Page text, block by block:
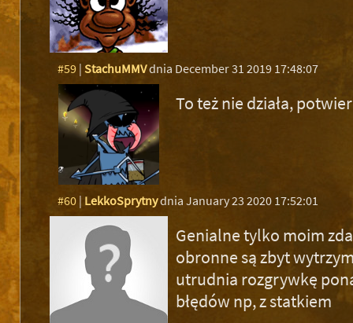
#59| StachuMMVdnia December 31 2019 17:48:07
To też nie działa,
#60| LekkoSprytnydnia January 23 2020 17:52:01
Genialne tylko moim
obronne są zbyt
utrudnia rozgrywkę
błędów np, z statkiem